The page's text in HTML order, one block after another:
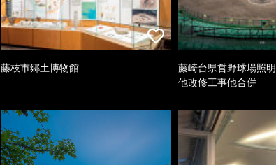
藤枝市郷土博物館
藤崎台県営野球場照
他改修工事他合併